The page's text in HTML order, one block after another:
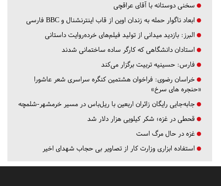
سخنی دوستانه با آقای عراقچی
ابعاد ناگوار حمله به زندان اوین از قاب اینترنشنال و BBC فارسی
البرز: بازدید میدانی از تولید فیلم‌های خرده‌روایت داستانی
استادان دانشگاهی که کارگر ساده ساختمانی شدند
فارس: حسینیه تربیت برگزار می‌کند
خراسان رضوی: فراخوان هشتمین کنگره سراسری شعر عاشورا
«حنجره های سرخ»
جابه‌جایی رایگان زائران اربعین با ریل‌باس در مسیر خرمشهر-شلمچه
قحطی در غزه؛ شکر کیلویی هزار دلار شد
غزه در حال مرگ است
استفاده ابزاری وزارت کار از تصاویر بی حجاب شهدای اخیر